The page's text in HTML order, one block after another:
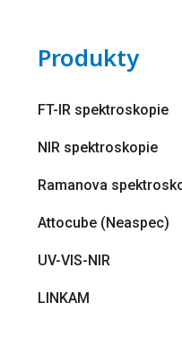
Produkty
FT-IR spektroskopie
NIR spektroskopie
Ramanova
Attocube (Neaspec)
UV-VIS-NIR
LINKAM